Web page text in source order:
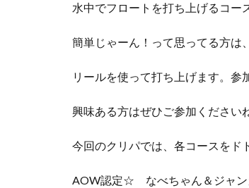
水中でフロートを打ち上げるコー
簡単じゃーん！って思ってる方は
リールを使って打ち上げます。参
興味ある方はぜひご参加ください
今回のクリパでは、各コースをド
AOW認定☆ なべちゃん＆ジャン